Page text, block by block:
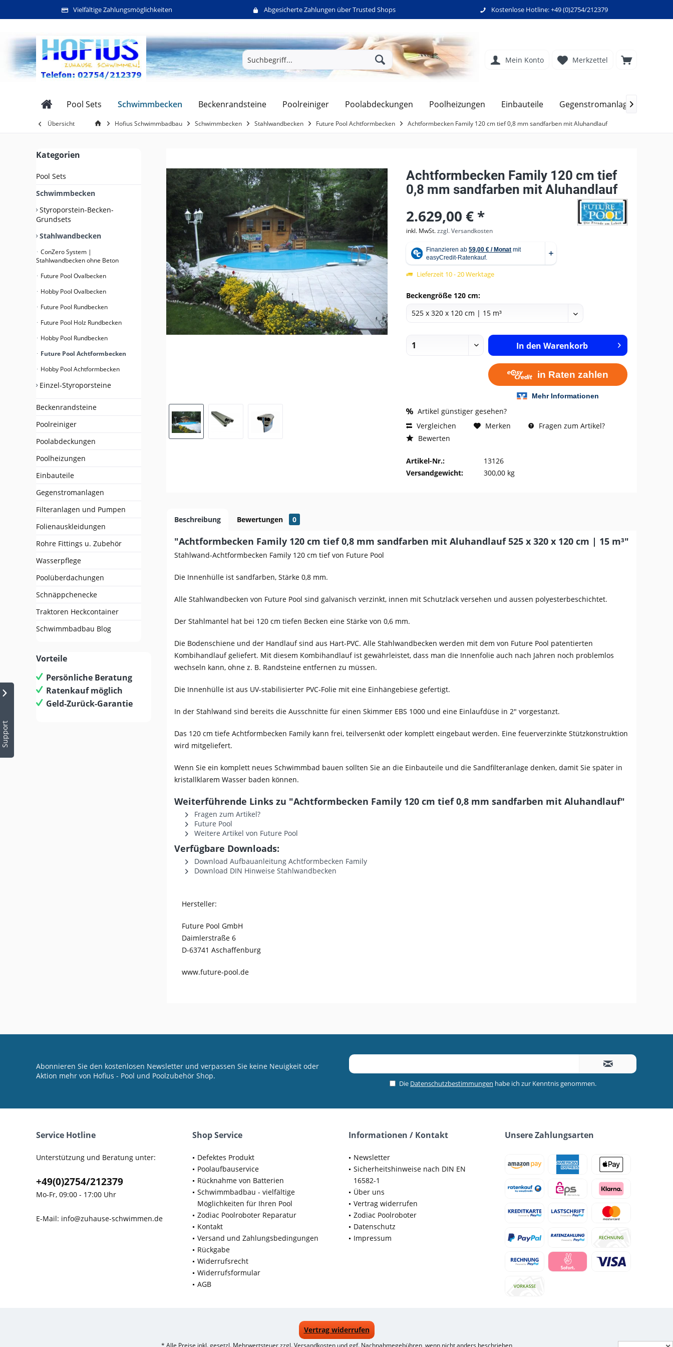
Support
Vielfältige Zahlungsmöglichkeiten Abgesicherte Zahlungen über Trusted Shops Kostenlose Hotline: +49 (0)2754/212379
Merkzettel
Mein Konto
Pool Sets Schwimmbecken Beckenrandsteine Poolreiniger Poolabdeckungen Poolheizungen Einbauteile Gegenstromanlagen

Übersicht Hofius Schwimmbadbau Schwimmbecken Stahlwandbecken Future Pool Achtformbecken Achtformbecken Family 120 cm tief 0,8 mm sandfarben mit Aluhandlauf
Kategorien
Pool Sets
Schwimmbecken
Styroporstein-Becken-
Grundsets
Stahlwandbecken
ConZero System |
Stahlwandbecken ohne Beton
Future Pool Ovalbecken
Hobby Pool Ovalbecken
Future Pool Rundbecken
Future Pool Holz Rundbecken
Hobby Pool Rundbecken
Future Pool Achtformbecken
Hobby Pool Achtformbecken
Einzel-Styroporsteine
Beckenrandsteine
Poolreiniger
Poolabdeckungen
Poolheizungen
Einbauteile
Gegenstromanlagen
Filteranlagen und Pumpen
Folienauskleidungen
Rohre Fittings u. Zubehör
Wasserpflege
Poolüberdachungen
Schnäppchenecke
Traktoren Heckcontainer
Schwimmbadbau Blog
Vorteile
Persönliche Beratung
Ratenkauf möglich
Geld-Zurück-Garantie
Achtformbecken Family 120 cm tief
0,8 mm sandfarben mit Aluhandlauf
2.629,00 € *
inkl. MwSt.zzgl. Versandkosten
Lieferzeit 10 - 20 Werktage
Beckengröße 120 cm:
In den Warenkorb
Artikel günstiger gesehen?
Vergleichen
Merken
Fragen zum Artikel?
Bewerten
Artikel-Nr.:
13126
Versandgewicht:
300,00 kg
Beschreibung Bewertungen 0
"Achtformbecken Family 120 cm tief 0,8 mm sandfarben mit Aluhandlauf 525 x 320 x 120 cm | 15 m³"
Stahlwand-Achtformbecken Family 120 cm tief von Future Pool
Die Innenhülle ist sandfarben, Stärke 0,8 mm.
Alle Stahlwandbecken von Future Pool sind galvanisch verzinkt, innen mit Schutzlack versehen und aussen polyesterbeschichtet.
Der Stahlmantel hat bei 120 cm tiefen Becken eine Stärke von 0,6 mm.
Die Bodenschiene und der Handlauf sind aus Hart-PVC. Alle Stahlwandbecken werden mit dem von Future Pool patentierten
Kombihandlauf geliefert. Mit diesem Kombihandlauf ist gewährleistet, dass man die Innenfolie auch nach Jahren noch problemlos
wechseln kann, ohne z. B. Randsteine entfernen zu müssen.
Die Innenhülle ist aus UV-stabilisierter PVC-Folie mit eine Einhängebiese gefertigt.
In der Stahlwand sind bereits die Ausschnitte für einen Skimmer EBS 1000 und eine Einlaufdüse in 2" vorgestanzt.
Das 120 cm tiefe Achtformbecken Family kann frei, teilversenkt oder komplett eingebaut werden. Eine feuerverzinkte Stützkonstruktion
wird mitgeliefert.
Wenn Sie ein komplett neues Schwimmbad bauen sollten Sie an die Einbauteile und die Sandfilteranlage denken, damit Sie später in
kristallklarem Wasser baden können.
Weiterführende Links zu "Achtformbecken Family 120 cm tief 0,8 mm sandfarben mit Aluhandlauf"
Fragen zum Artikel?
Future Pool
Weitere Artikel von Future Pool
Verfügbare Downloads:
Download Aufbauanleitung Achtformbecken Family
Download DIN Hinweise Stahlwandbecken
Hersteller:
Future Pool GmbH
Daimlerstraße 6
D-63741 Aschaffenburg
www.future-pool.de
Abonnieren Sie den kostenlosen Newsletter und verpassen Sie keine Neuigkeit oder
Aktion mehr von Hofius - Pool und Poolzubehör Shop.
Die Datenschutzbestimmungen habe ich zur Kenntnis genommen.
Service Hotline
Unterstützung und Beratung unter:
+49(0)2754/212379
Mo-Fr, 09:00 - 17:00 Uhr
E-Mail: info@zuhause-schwimmen.de
Shop Service
Defektes Produkt
Poolaufbauservice
Rücknahme von Batterien
Schwimmbadbau - vielfältige
Möglichkeiten für Ihren Pool
Zodiac Poolroboter Reparatur
Kontakt
Versand und Zahlungsbedingungen
Rückgabe
Widerrufsrecht
Widerrufsformular
AGB
Informationen / Kontakt
Newsletter
Sicherheitshinweise nach DIN EN
16582-1
Über uns
Vertrag widerrufen
Zodiac Poolroboter
Datenschutz
Impressum
Unsere Zahlungsarten
Vertrag widerrufen